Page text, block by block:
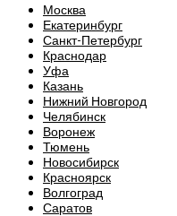
Москва
Екатеринбург
Санкт-Петербург
Краснодар
Уфа
Казань
Нижний Новгород
Челябинск
Воронеж
Тюмень
Новосибирск
Красноярск
Волгоград
Саратов